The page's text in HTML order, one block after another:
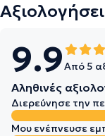
9.9Από 5
Αληθινές
Διερεύνησε την
Μου ενέπνευσε